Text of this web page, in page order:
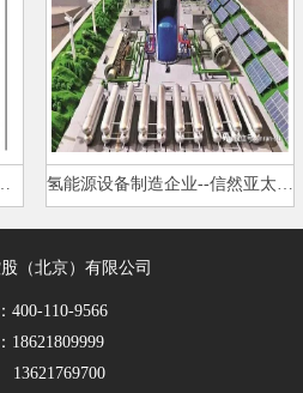
、水力储能、… 氢能源设备制造企业--信然亚太控…
（北京）有限公司
400-110-9566
18621809999